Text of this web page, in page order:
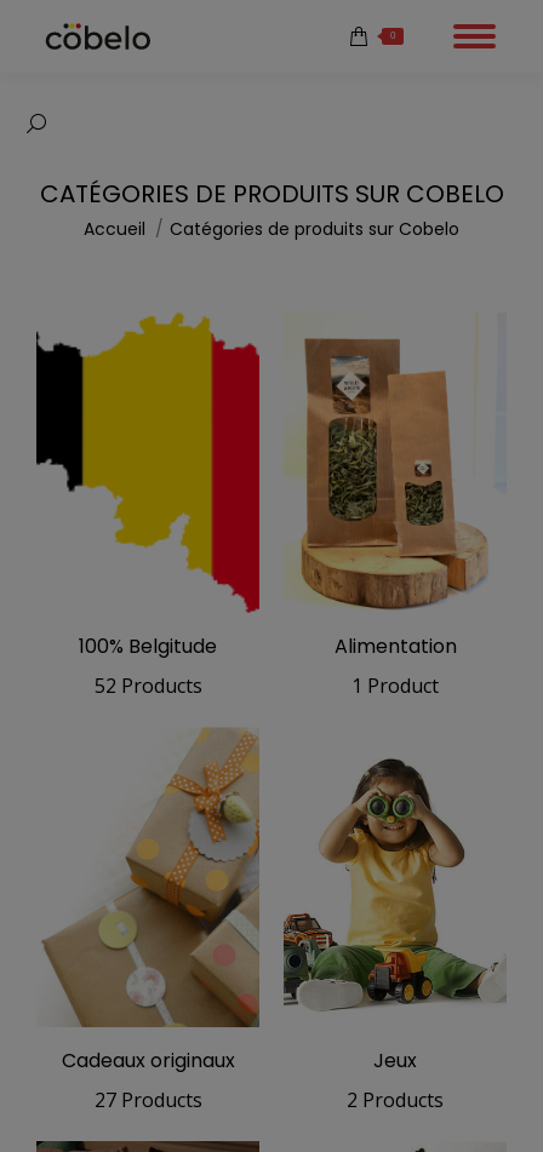
Recherche
0
CATÉGORIES DE PRODUITS SUR COBELO
Vous êtes ici :
Accueil Catégories de produits sur Cobelo
100% Belgitude
52 Products
Alimentation
1 Product
Cadeaux originaux
27 Products
Jeux
2 Products